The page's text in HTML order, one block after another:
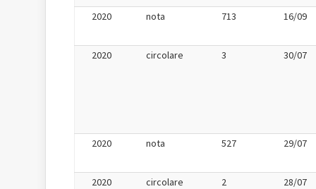
2020 nota 713 16/09
2020 circolare 3 30/07
2020 nota 527 29/07
2020 circolare 2 28/07